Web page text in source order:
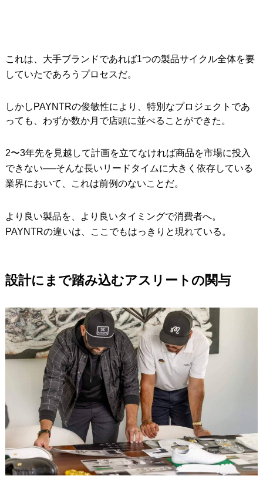
これは、大手ブランドであれば1つの製品サイクル全体を要
していたであろうプロセスだ。
しかしPAYNTRの俊敏性により、特別なプロジェクトであ
っても、わずか数か月で店頭に並べることができた。
2〜3年先を見越して計画を立てなければ商品を市場に投入
できない──そんな長いリードタイムに大きく依存している
業界において、これは前例のないことだ。
より良い製品を、より良いタイミングで消費者へ。
PAYNTRの違いは、ここでもはっきりと現れている。
設計にまで踏み込むアスリートの関与